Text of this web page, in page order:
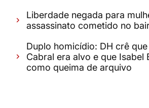
Liberdade negada para
assassinato cometido no
Duplo homicídio: DH crê
Cabral era alvo e que Isabel
como queima de arquivo